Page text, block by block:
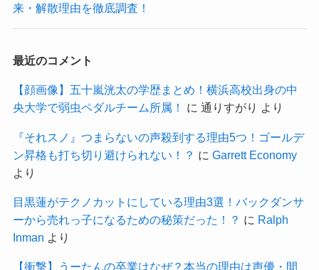
来・解散理由を徹底調査！
最近のコメント
【顔画像】五十嵐洸太の学歴まとめ！横浜高校出身の中
央大学で弱虫ペダルチーム所属！
に 通りすがり より
『それスノ』つまらないの声殺到する理由5つ！ゴールデ
ン昇格も打ち切り避けられない！？ に Garrett Economy
より
目黒蓮がテクノカットにしている理由3選！バックダンサ
ーから売れっ子になるための秘策だった！？ に Ralph
Inman より
【衝撃】うーたんの卒業はなぜ？本当の理由は声優・間